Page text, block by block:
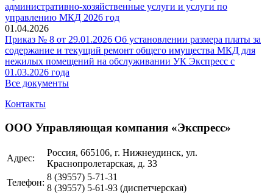
административно-хозяйственные услуги и услуги по
управлению МКД 2026 год
01.04.2026
Приказ № 8 от 29.01.2026 Об установлении размера платы за
содержание и текущий ремонт общего имущества МКД для
нежилых помещений на обслуживании УК Экспресс с
01.03.2026 года
Все документы
Контакты
ООО Управляющая компания «Экспресс»
Адрес:
Россия, 665106, г. Нижнеудинск, ул.
Краснопролетарская, д. 33
Телефон:
8 (39557) 5-71-31
8 (39557) 5-61-93 (диспетчерская)